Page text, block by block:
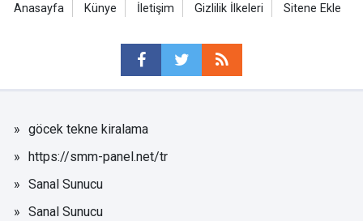
Anasayfa Künye İletişim Gizlilik İlkeleri Sitene Ekle
göcek tekne kiralama
https://smm-panel.net/tr
Sanal Sunucu
Sanal Sunucu